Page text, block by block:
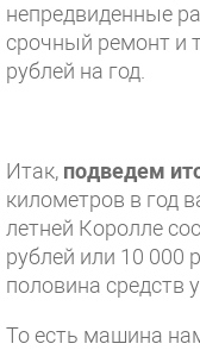
непредвиденные
срочный ремонт и
рублей на год.
Итак, подведем
километров в год
летней Королле
рублей или 10 000
половина средств
То есть машина